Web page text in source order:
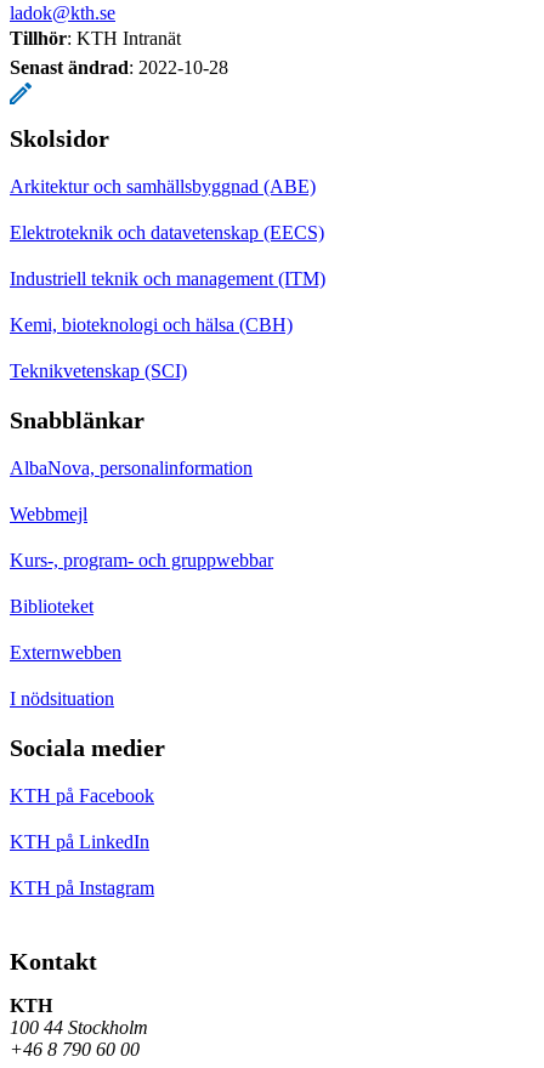
ladok@kth.se
Tillhör: KTH Intranät
Senast ändrad: 2022-10-28
Skolsidor
Arkitektur och samhällsbyggnad (ABE)
Elektroteknik och datavetenskap (EECS)
Industriell teknik och management (ITM)
Kemi, bioteknologi och hälsa (CBH)
Teknikvetenskap (SCI)
Snabblänkar
AlbaNova, personalinformation
Webbmejl
Kurs-, program- och gruppwebbar
Biblioteket
Externwebben
I nödsituation
Sociala medier
KTH på Facebook
KTH på LinkedIn
KTH på Instagram
Kontakt
KTH
100 44 Stockholm
+46 8 790 60 00